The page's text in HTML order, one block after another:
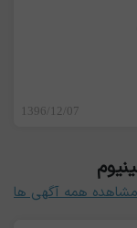
1396/12/07
مشاهده همه آگهی ها